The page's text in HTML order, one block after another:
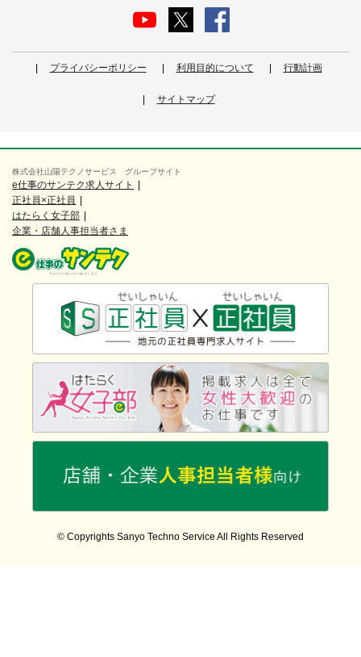
プライバシーポリシー 利用目的について 行動計画
サイトマップ
株式会社山陽テクノサービス グループサイト
e仕事のサンテク求人サイト
正社員×正社員
はたらく女子部
企業・店舗人事担当者さま
© Copyrights Sanyo Techno Service All Rights Reserved